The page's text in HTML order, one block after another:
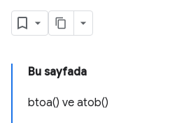
Bu sayfada
btoa() ve atob()